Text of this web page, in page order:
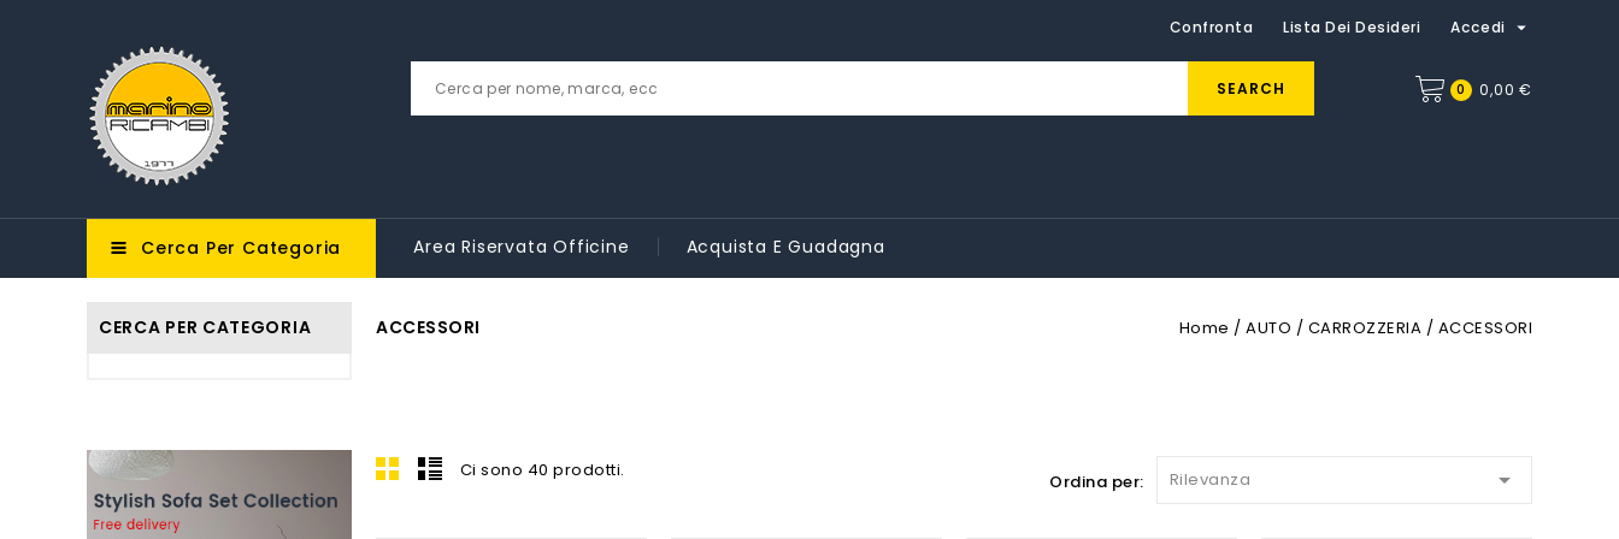
Accedi 
Lista Dei Desideri
Confronta
0 0,00 €
SEARCH
Cerca Per Categoria Area Riservata Officine Acquista E Guadagna
CERCA PER CATEGORIA ACCESSORI Home AUTO CARROZZERIA ACCESSORI
Ci sono 40 prodotti.
Ordina per: Rilevanza 